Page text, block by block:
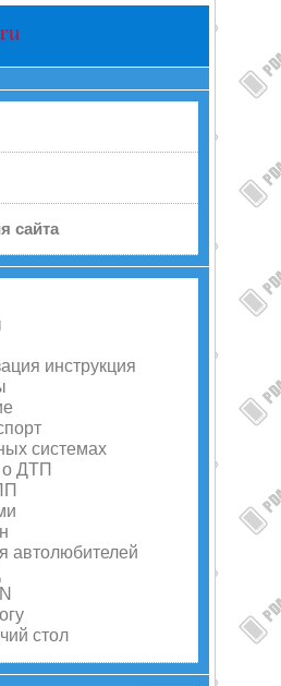
сайта
инструкция
системах
ДТП
автолюбителей
стол